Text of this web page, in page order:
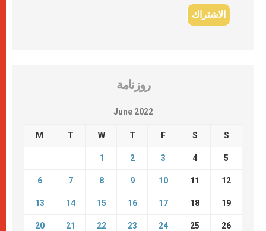
روزنامة
June 2022
M T W T F S S
1 2 3 4 5
6 7 8 9 10 11 12
13 14 15 16 17 18 19
20 21 22 23 24 25 26